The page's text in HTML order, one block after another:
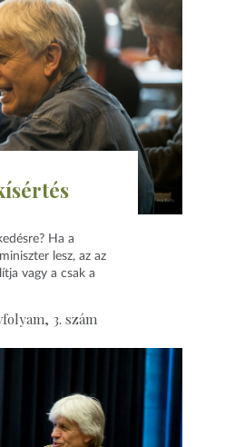
Ha a
lesz, az az
vagy a csak a
3. szám